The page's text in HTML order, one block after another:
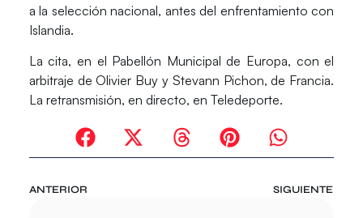
a la selección nacional, antes del enfrentamiento con
Islandia.
La cita, en el Pabellón Municipal de Europa, con el
arbitraje de Olivier Buy y Stevann Pichon, de Francia.
La retransmisión, en directo, en Teledeporte.
ANTERIOR SIGUIENTE